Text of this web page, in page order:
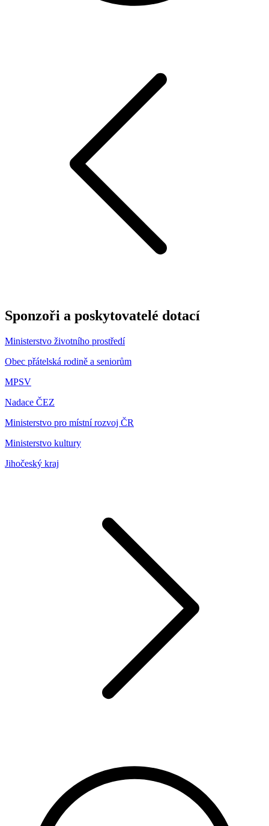
Sponzoři a poskytovatelé dotací
Ministerstvo životního prostředí
Obec přátelská rodině a seniorům
MPSV
Nadace ČEZ
Ministerstvo pro místní rozvoj ČR
Ministerstvo kultury
Jihočeský kraj